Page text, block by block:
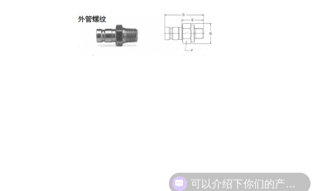
可以介绍下你们的产品么？